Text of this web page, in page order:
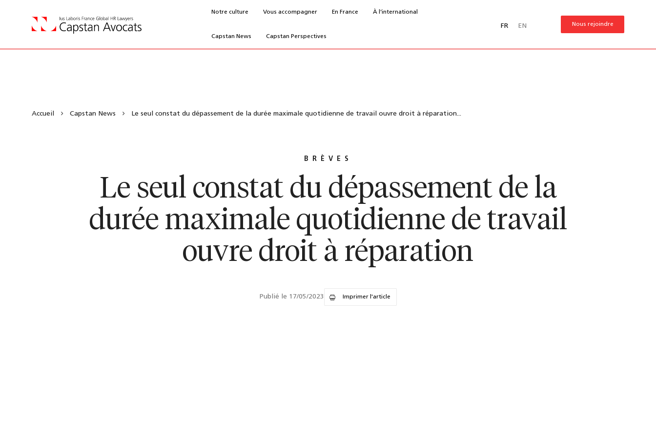
Notre culture Vous accompagner En France À l’international
Capstan News Capstan Perspectives
FR EN Nous rejoindre
Accueil Capstan News Le seul constat du dépassement de la durée maximale quotidienne de travail ouvre droit à réparation...
BRÈVES
Le seul constat du dépassement de la
durée maximale quotidienne de travail
ouvre droit à réparation
Publié le 17/05/2023 Imprimer l'article